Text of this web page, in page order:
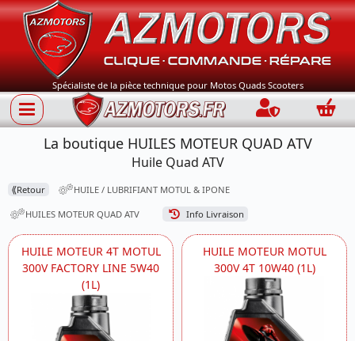
Spécialiste de la pièce technique pour Motos Quads Scooters
Connection
La boutique HUILES MOTEUR QUAD ATV
Huile Quad ATV
⟪Retour HUILE / LUBRIFIANT MOTUL & IPONE
HUILES MOTEUR QUAD ATV Info Livraison
HUILE MOTEUR 4T MOTUL
300V FACTORY LINE 5W40
(1L)
HUILE MOTEUR MOTUL
300V 4T 10W40 (1L)